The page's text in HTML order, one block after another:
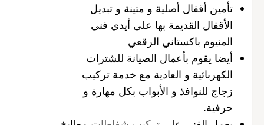
تأمين أقفال أصلية و متينة و تبديل
الأقفال القديمة بها على أيدي فني
المنيوم باكستاني الرقعي
أيضا يقوم بأعمال الصيانة للشترات
الكهربائية و العادية مع خدمة تركيب
زجاج للنوافذ و الأبواب بكل مهارة و
حرفية.